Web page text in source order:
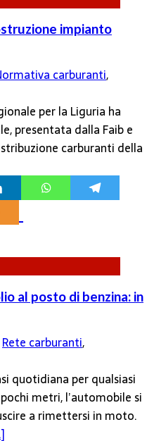
impianto
carburanti,
per la Liguria ha
presentata dalla Faib e
carburanti della
al posto di benzina: in
Rete carburanti,
quotidiana per qualsiasi
metri, l’automobile si
a rimettersi in moto.